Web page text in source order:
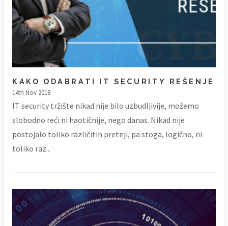
KAKO ODABRATI IT SECURITY REŠENJE
14th Nov 2018
IT security tržište nikad nije bilo uzbudljivije, možemo
slobodno reći ni haotičnije, nego danas. Nikad nije
postojalo toliko različitih pretnji, pa stoga, logično, ni
toliko raz...